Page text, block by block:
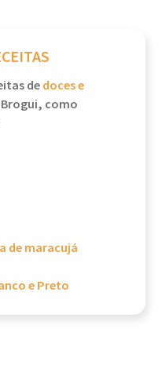
dedoces e
Brogui, como
de maracujá
e Preto